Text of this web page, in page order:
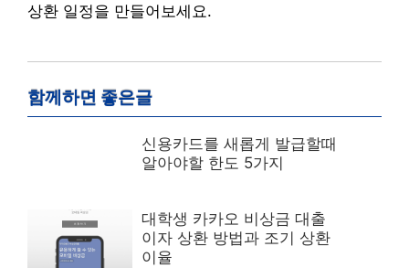
상환 일정을 만들어보세요.
함께하면 좋은글
신용카드를 새롭게 발급할때
알아야할 한도 5가지
대학생 카카오 비상금 대출
이자 상환 방법과 조기 상환
이율